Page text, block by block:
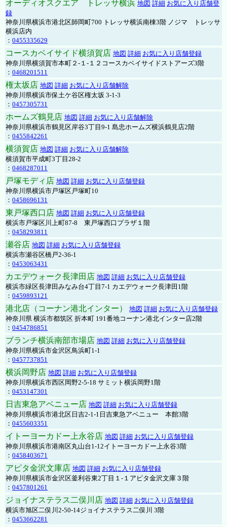
オーディオスクエア トレッサ横浜 地図 詳細 お気に入り店舗登
録
神奈川県横浜市港北区師岡町700 トレッサ横浜南棟3階 ノジマ トレッサ
横浜店内
： 0455335629
コースカベイサイド横須賀店 地図 詳細 お気に入り店舗登録
神奈川県横須賀市本町２-１-１２コースカベイサイドストアーズ3階
： 0468201511
権太坂店 地図 詳細 お気に入り店舗解除
神奈川県横浜市保土ケ谷区権太坂 3-1-3
： 0457305731
ホームズ鶴見店 地図 詳細 お気に入り店舗解除
神奈川県横浜市鶴見区岸谷3丁目9-1 島忠ホームズ横浜鶴見店2階
： 0455842261
横須賀店 地図 詳細 お気に入り店舗解除
横須賀市平成町3丁目28-2
： 0468287011
戸塚モディ店 地図 詳細 お気に入り店舗登録
神奈川県横浜市戸塚区戸塚町10
： 0458696131
東戸塚西口店 地図 詳細 お気に入り店舗登録
横浜市戸塚区川上町87-8 東戸塚西口プラザ１階
： 0458293811
瀬谷店 地図 詳細 お気に入り店舗登録
横浜市瀬谷区橋戸2-36-1
： 0453063431
カエデウォーク長津田店 地図 詳細 お気に入り店舗登録
横浜市緑区長津田みなみ台4丁目7-1 カエデウォーク長津田1階
： 0459893121
港北店（コーナン港北インター） 地図 詳細 お気に入り店舗登録
神奈川県 横浜市都筑区 折本町 191番地コーナン港北インター店2階
： 0454786851
ブランチ横浜南部市場店 地図 詳細 お気に入り店舗登録
神奈川県横浜市金沢区鳥浜町1-1
： 0457737851
横浜岡野店 地図 詳細 お気に入り店舗登録
神奈川県横浜市西区岡野2-5-18 サミット横浜岡野1階
： 0453147301
日吉東急アベニュー店 地図 詳細 お気に入り店舗登録
神奈川県横浜市港北区日吉2-1-1日吉東急アベニュー 本館3階
： 0455603351
イトーヨーカドー上永谷店 地図 詳細 お気に入り店舗登録
神奈川県横浜市港南区丸山台1-12イトーヨーカドー上永谷3階
： 0458403671
アピタ金沢文庫店 地図 詳細 お気に入り店舗登録
神奈川県横浜市金沢区釜利谷東2丁目１-１アピタ金沢文庫３階
： 0457801261
ジョイナステラス二俣川店 地図 詳細 お気に入り店舗登録
横浜市旭区二俣川2-50-14ジョイナステラス二俣川 3階
： 0453662281